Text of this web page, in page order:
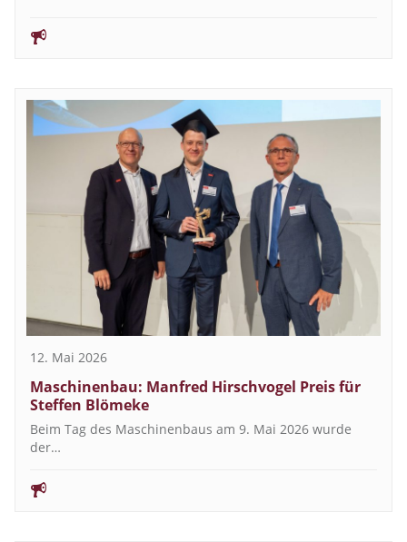
12. Mai 2026
Maschinenbau: Manfred Hirschvogel Preis für
Steffen Blömeke
Beim Tag des Maschinenbaus am 9. Mai 2026 wurde
der…